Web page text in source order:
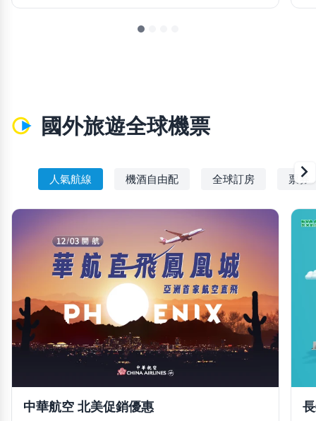
國外旅遊全球機票
人氣航線 機酒自由配 全球訂房 票券
chevron_right
中華航空 北美促銷優惠